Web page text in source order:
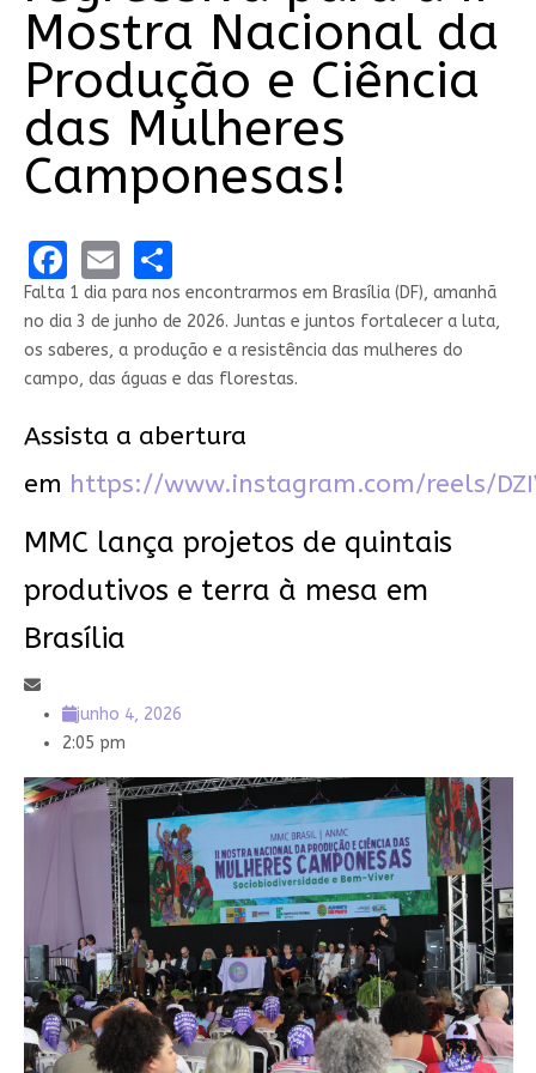
Mostra Nacional da
Produção e Ciência
das Mulheres
Camponesas!
Facebook
EmailShare
Falta 1 dia para nos encontrarmos em Brasília (DF), amanhã
no dia 3 de junho de 2026. Juntas e juntos fortalecer a luta,
os saberes, a produção e a resistência das mulheres do
campo, das águas e das florestas.
Assista a abertura
em https://www.instagram.com/reels/
MMC lança projetos de quintais
produtivos e terra à mesa em
Brasília
junho 4, 2026
2:05 pm